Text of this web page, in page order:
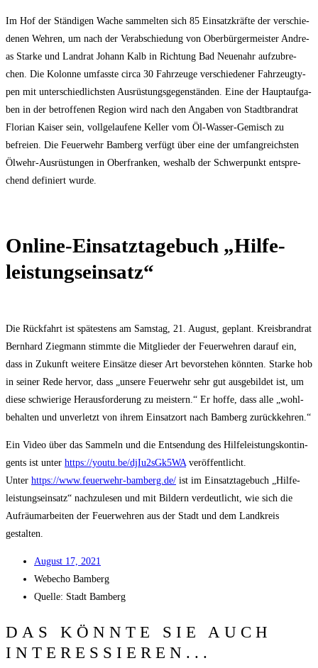
Im Hof der Stän­di­gen Wache sam­mel­ten sich 85 Ein­satz­kräf­te der ver­schie­
de­nen Weh­ren, um nach der Ver­ab­schie­dung von Ober­bür­ger­meis­ter Andre­
as Star­ke und Land­rat Johann Kalb in Rich­tung Bad Neu­en­ahr auf­zu­bre­
chen. Die Kolon­ne umfass­te cir­ca 30 Fahr­zeu­ge ver­schie­de­ner Fahr­zeug­ty­
pen mit unter­schied­lichs­ten Aus­rüs­tungs­ge­gen­stän­den. Eine der Haupt­auf­ga­
ben in der betrof­fe­nen Regi­on wird nach den Anga­ben von Stadt­brand­rat
Flo­ri­an Kai­ser sein, voll­ge­lau­fe­ne Kel­ler vom Öl-Was­ser-Gemisch zu
befrei­en. Die Feu­er­wehr Bam­berg ver­fügt über eine der umfang­reichs­ten
Ölwehr-Aus­rüs­tun­gen in Ober­fran­ken, wes­halb der Schwer­punkt ent­spre­
chend defi­niert wurde.
Online-Ein­satz­ta­ge­buch „Hil­fe­
leis­tungs­ein­satz“
Die Rück­fahrt ist spä­tes­tens am Sams­tag, 21. August, geplant. Kreis­brand­rat
Bern­hard Zieg­mann stimm­te die Mit­glie­der der Feu­er­weh­ren dar­auf ein,
dass in Zukunft wei­te­re Ein­sät­ze die­ser Art bevor­ste­hen könn­ten. Star­ke hob
in sei­ner Rede her­vor, dass „unse­re Feu­er­wehr sehr gut aus­ge­bil­det ist, um
die­se schwie­ri­ge Her­aus­for­de­rung zu meis­tern.“ Er hof­fe, dass alle „wohl­
be­hal­ten und unver­letzt von ihrem Ein­satz­ort nach Bam­berg zurückkehren.“
Ein Video über das Sam­meln und die Ent­sen­dung des Hil­fe­leis­tungs­kon­tin­
gents ist unter https://youtu.be/djIu2sGk5WA ver­öf­fent­licht.
Unter https://www.feuerwehr-bamberg.de/ ist im Ein­satz­ta­ge­buch „Hil­fe­
leis­tungs­ein­satz“ nach­zu­le­sen und mit Bil­dern ver­deut­licht, wie sich die
Auf­räum­ar­bei­ten der Feu­er­weh­ren aus der Stadt und dem Land­kreis
gestalten.
August 17, 2021
Web­echo Bamberg
Quel­le: Stadt Bamberg
DAS KÖNNTE SIE AUCH
INTERESSIEREN...